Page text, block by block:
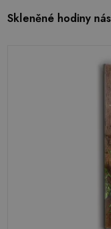
Skleněné hodiny